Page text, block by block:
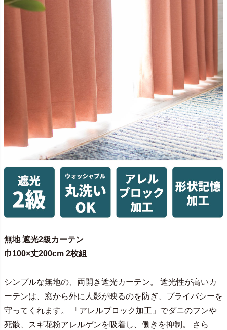
無地 遮光2級カーテン
巾100×丈200cm 2枚組
シンプルな無地の、両開き遮光カーテン。 遮光性が高いカ
ーテンは、窓から外に人影が映るのを防ぎ、プライバシーを
守ってくれます。 「アレルブロック加工」でダニのフンや
死骸、スギ花粉アレルゲンを吸着し、働きを抑制。 さら